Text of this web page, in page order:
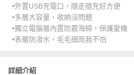
•外置USB充電口，隨走隨充好方便
•多層大容量，收納沒問題
•獨立電腦層內置防震海綿，保護愛機
•表層防潑水，毛毛細雨我不怕
詳細介紹